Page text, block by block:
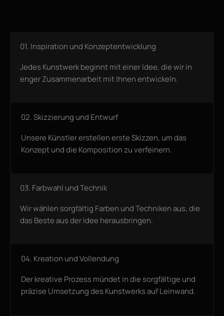
01. Inspiration und Konzeptentwicklung
Jedes Kunstwerk beginnt mit einer Idee, die wir in
enger Zusammenarbeit mit Ihnen entwickeln.
02. Skizzierung und Entwurf
Unsere Künstler erstellen erste Skizzen, um das
Konzept und die Komposition zu verfeinern.
03. Farbwahl und Technik
Wir wählen sorgfältig Farben und Techniken aus, die
das Beste aus der Idee herausbringen.
04. Kreation und Vollendung
Der kreative Prozess mündet in die sorgfältige und
präzise Umsetzung des Kunstwerks auf Leinwand.